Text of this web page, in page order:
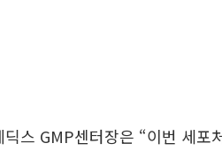
스 GMP센터장은 “이번 세포